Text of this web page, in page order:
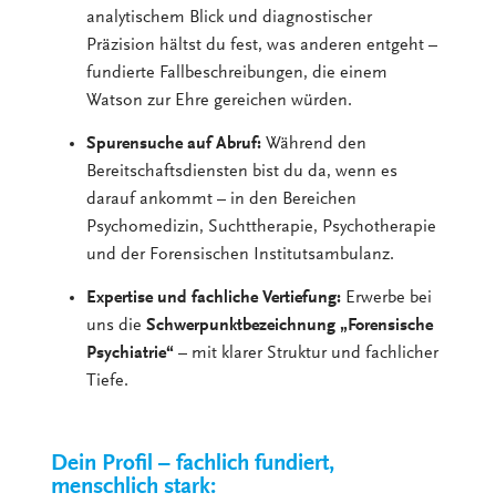
analytischem Blick und diagnostischer
Präzision hältst du fest, was anderen entgeht –
fundierte Fallbeschreibungen, die einem
Watson zur Ehre gereichen würden.
Spurensuche auf Abruf: Während den
Bereitschaftsdiensten bist du da, wenn es
darauf ankommt – in den Bereichen
Psychomedizin, Suchttherapie, Psychotherapie
und der Forensischen Institutsambulanz.
Expertise und fachliche Vertiefung: Erwerbe bei
uns dieSchwerpunktbezeichnung „Forensische
Psychiatrie“ – mit klarer Struktur und fachlicher
Tiefe.
Dein Profil – fachlich fundiert,
menschlich stark: